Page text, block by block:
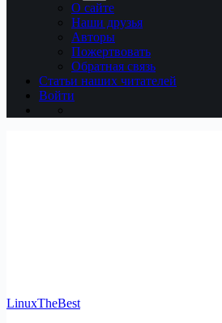
О сайте
Наши друзья
Авторы
Пожертвовать
Обратная связь
Статьи наших читателей
Войти
LinuxTheBest